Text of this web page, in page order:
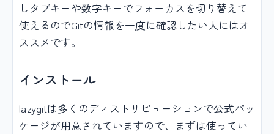
しタブキーや数字キーでフォーカスを切り替えて
使えるのでGitの情報を一度に確認したい人にはオ
ススメです。
インストール
lazygitは多くのディストリビューションで公式パッ
ケージが用意されていますので、まずは使ってい